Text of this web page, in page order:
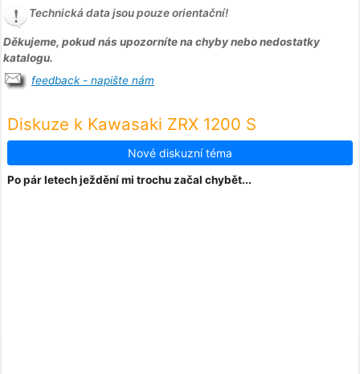
Technická data jsou pouze orientační!
Děkujeme, pokud nás upozorníte na chyby nebo nedostatky
katalogu.
feedback - napište nám
Diskuze k Kawasaki ZRX 1200 S
Nové diskuzní téma
Po pár letech ježdění mi trochu začal chybět...